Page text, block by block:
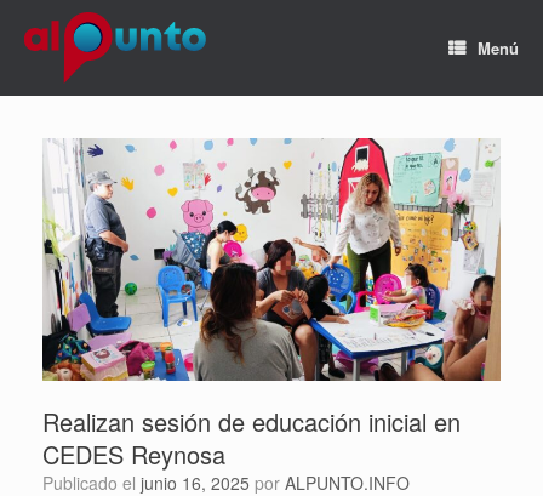
Menú
Realizan sesión de educación inicial en
CEDES Reynosa
Publicado el junio 16, 2025 por ALPUNTO.INFO